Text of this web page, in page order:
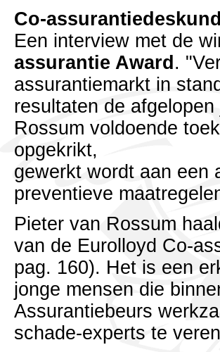
Co-
Een interview met de
assurantie Award .
assurantiemarkt in
resultaten de
Rossum voldoende
opgekrikt,
gewerkt wordt aan een
preventieve
Pieter van Rossum
van de Eurolloyd Co-
pag. 160). Het is een
jonge mensen die
Assurantiebeurs
schade-experts te